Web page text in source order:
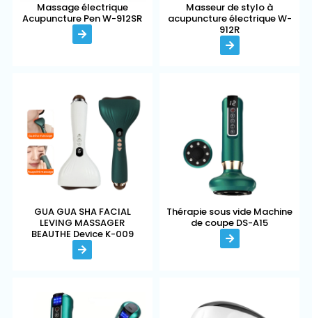
Massage électrique
Acupuncture Pen W-912SR
Masseur de stylo à
acupuncture électrique W-
912R
GUA GUA SHA FACIAL
LEVING MASSAGER
BEAUTHE Device K-009
Thérapie sous vide Machine
de coupe DS-A15